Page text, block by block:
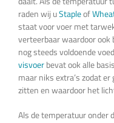
raden wij uStapleof
staat voor voer met
verteerbaar waardoor
nog steeds voldoende
visvoerbevat ook alle
maar niks extra’s zodat
zitten en waardoor het
Als de temperatuur onder